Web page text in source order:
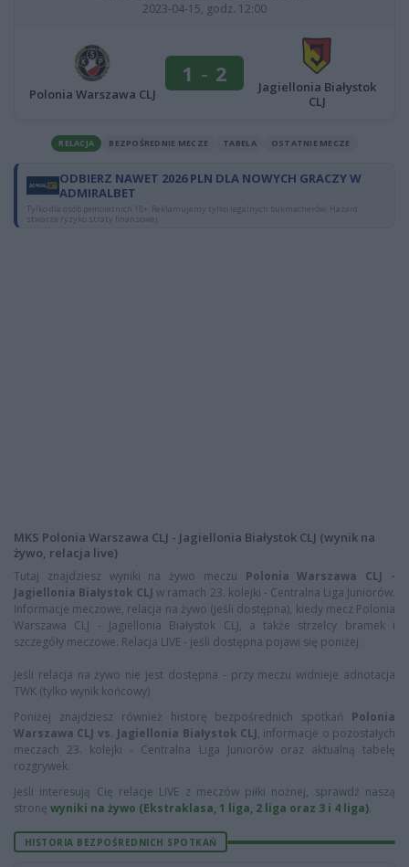
2023-04-15, godz. 12:00
Polonia Warszawa CLJ
1 - 2
Jagiellonia Białystok
CLJ
RELACJA BEZPOŚREDNIE MECZE TABELA OSTATNIE MECZE
ODBIERZ NAWET 2026 PLN DLA NOWYCH GRACZY W
ADMIRALBET
Tylko dla osób pełnoletnich 18+. Reklamujemy tylko legalnych bukmacherów. Hazard
stwarza ryzyko straty finansowej.
MKS Polonia Warszawa CLJ - Jagiellonia Białystok CLJ (wynik na
żywo, relacja live)
Tutaj znajdziesz wyniki na żywo meczu Polonia Warszawa CLJ -
Jagiellonia Białystok CLJ w ramach 23. kolejki - Centralna Liga Juniorów.
Informacje meczowe, relacja na żywo (jeśli dostępna), kiedy mecz Polonia
Warszawa CLJ - Jagiellonia Białystok CLJ, a także strzelcy bramek i
szczegóły meczowe. Relacja LIVE - jeśli dostępna pojawi się poniżej.
Jeśli relacja na żywo nie jest dostępna - przy meczu widnieje adnotacja
TWK (tylko wynik końcowy)
Poniżej znajdziesz również historę bezpośrednich spotkań Polonia
Warszawa CLJ vs. Jagiellonia Białystok CLJ, informacje o pozostałych
meczach 23. kolejki - Centralna Liga Juniorów oraz aktualną tabelę
rozgrywek.
Jeśli interesują Cię relacje LIVE z meczów piłki nożnej, sprawdź naszą
stronę wyniki na żywo (Ekstraklasa, 1 liga, 2 liga oraz 3 i 4 liga).
HISTORIA BEZPOŚREDNICH SPOTKAŃ